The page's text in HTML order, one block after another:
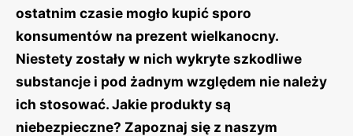
ostatnim czasie mogło kupić sporo
konsumentów na prezent wielkanocny.
Niestety zostały w nich wykryte szkodliwe
substancje i pod żadnym względem nie należy
ich stosować. Jakie produkty są
niebezpieczne? Zapoznaj się z naszym